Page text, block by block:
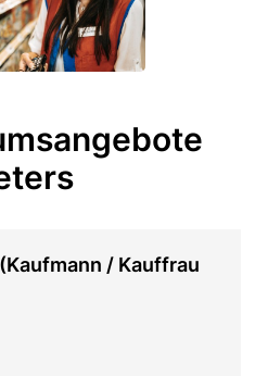
/ Kauffrau